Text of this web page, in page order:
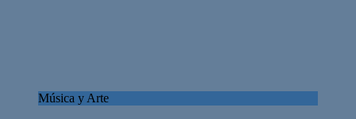
Música y Arte